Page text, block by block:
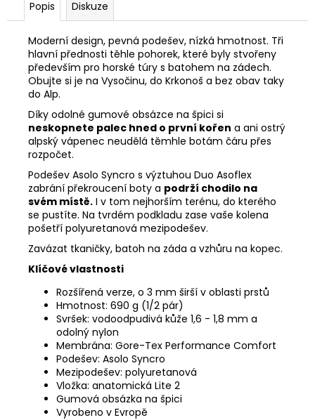
Popis Diskuze
Moderní design, pevná podešev, nízká hmotnost. Tři
hlavní přednosti těhle pohorek, které byly stvořeny
především pro horské túry s batohem na zádech.
Obujte si je na Vysočinu, do Krkonoš a bez obav taky
do Alp.
Díky odolné gumové obsázce na špici si
neskopnete palec hned o první kořen a ani ostrý
alpský vápenec neudělá těmhle botám čáru přes
rozpočet.
Podešev Asolo Syncro s výztuhou Duo Asoflex
zabrání překroucení boty a podrží chodilo na
svém místě. I v tom nejhorším terénu, do kterého
se pustíte. Na tvrdém podkladu zase vaše kolena
pošetří polyuretanová mezipodešev.
Zavázat tkaničky, batoh na záda a vzhůru na kopec.
Klíčové vlastnosti
Rozšířená verze, o 3 mm širší v oblasti prstů
Hmotnost: 690 g (1/2 pár)
Svršek: vodoodpudivá kůže 1,6 - 1,8 mm a
odolný nylon
Membrána: Gore-Tex Performance Comfort
Podešev: Asolo Syncro
Mezipodešev: polyuretanová
Vložka: anatomická Lite 2
Gumová obsázka na špici
Vyrobeno v Evropě